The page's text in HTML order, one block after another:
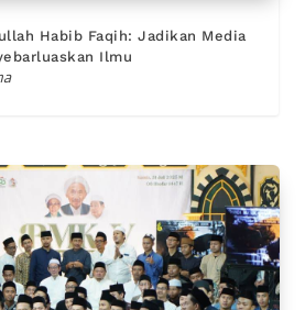
Habib Faqih: Jadikan Media
Ilmu